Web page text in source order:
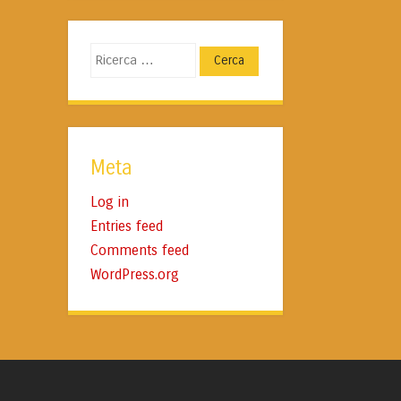
Cerca
Meta
Log in
Entries feed
Comments feed
WordPress.org